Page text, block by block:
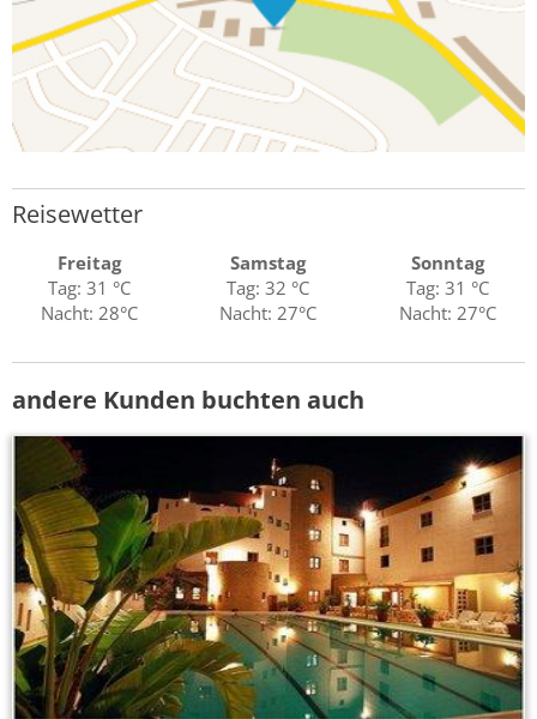
Reisewetter
Freitag
Tag: 31 °C
Nacht: 28°C
Samstag
Tag: 32 °C
Nacht: 27°C
Sonntag
Tag: 31 °C
Nacht: 27°C
andere Kunden buchten auch